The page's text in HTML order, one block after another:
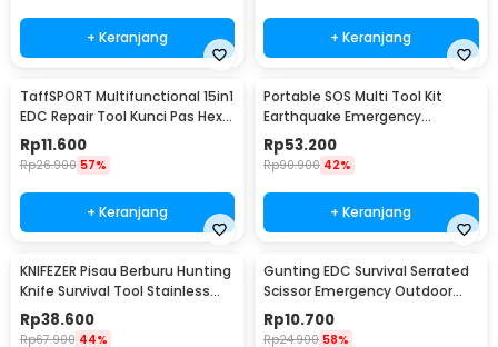
+ Keranjang + Keranjang
TaffSPORT Multifunctional 15in1
EDC Repair Tool Kunci Pas Hex
Obeng - HW0668
Rp11.600
Rp26.900 57%
+ Keranjang
Portable SOS Multi Tool Kit
Earthquake Emergency
Outdoor Survival - JT21
Rp53.200
Rp90.900 42%
+ Keranjang
KNIFEZER Pisau Berburu Hunting
Knife Survival Tool Stainless
Steel - BUCK076
Rp38.600
Rp67.900 44%
Gunting EDC Survival Serrated
Scissor Emergency Outdoor
Tool
Rp10.700
Rp24.900 58%